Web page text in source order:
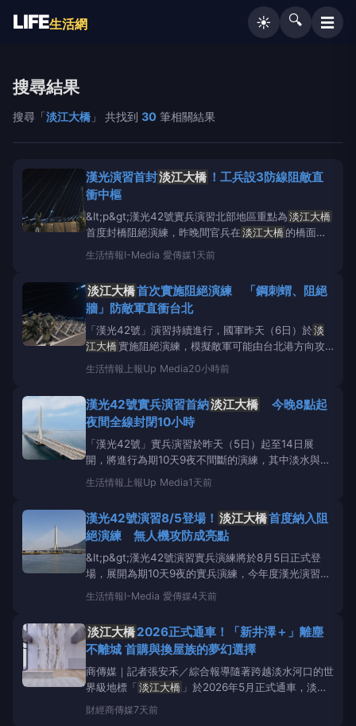
LIFE生活網 ☀️ 🔍 ☰
搜尋結果
搜尋「淡江大橋 」 共找到 30 筆相關結果
漢光演習首封淡江大橋 ！工兵設3防線阻敵直
衝中樞
&lt;p&gt;漢光42號實兵演習北部地區重點為淡江大橋
首度封橋阻絕演練，昨晚間官兵在淡江大橋的橋面設
置長度200公尺，共3道、每道約70公尺，分別由消波
塊、鋼刺蝟及鐵絲網、HESCO防禦工事組成的阻絕設
（7）日上午將進行淡水河道阻絕設置演練。&lt
生活情報I-Media 愛傳媒1天前
淡江大橋首次實施阻絕演練 「鋼刺蝟、阻絕
牆」防敵軍直衝台北
「漢光42號」演習持續進行，國軍昨天（6日）於淡
江大橋實施阻絕演練，模擬敵軍可能由台北港方向攻
進首都的情境。陸軍工兵部隊於
設阻絕牆、鋼刺蝟、鐵絲網等多重防線，藉此提升戰時
淡水與八里兩地，不僅大幅改善淡水河兩岸交通，也串
聯台北港與
生活情報 上報Up Media20小時前
漢光42號實兵演習首納淡江大橋
今晚8點起
夜間全線封閉10小時
「漢光42號」實兵演習於昨天（5日）起至14日展
開，將進行為期10天9夜不間斷的演練，其中淡水與八
里區域為全台防衛作戰極其核心的戰略樞紐。交通部指
出，為配合演習進行，
淡江大橋
淡江大橋首次納入漢光實兵演練項目，今天夜間將執
行大規模
生活情報 上報Up Media1天前
漢光42號演習8/5登場！ 淡江大橋首度納入阻
絕演練 無人機攻防成亮點
&lt;p&gt;漢光42號演習實兵演練將於8月5日正式登
場，展開為期10天9夜的實兵演練，今年度漢光演習除
新成軍的M1A2T戰車首度加入演習項目外，5月才通車
淡江大橋
也將首度納入組絕演練，由五三工兵群負
月通車 首度實施阻絕演
生活情報I-Media 愛傳媒4天前
淡江大橋2026正式通車！「新井澤＋」離塵
不離城 首購與換屋族的夢幻選擇
商傳媒｜記者張安禾／綜合報導隨著跨越淡水河口的世
界級地標「淡江大橋 」於2026年5月正式通車，淡海
新市鎮的交通任督二脈終於被徹底打通！過去大家最擔
心的塞車痛點，未來只要順著
財經商傳媒7天前